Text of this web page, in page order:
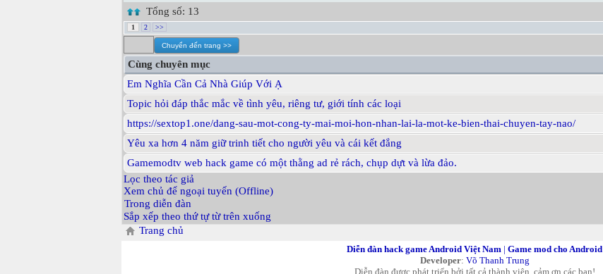
Tổng số: 13
1 2 >>
Cùng chuyên mục
Em Nghĩa Cần Cả Nhà Giúp Với Ạ
Topic hỏi đáp thắc mắc về tình yêu, riêng tư, giới tính các loại
https://sextop1.one/dang-sau-mot-cong-ty-mai-moi-hon-nhan-lai-la-mot-ke-bien-thai-chuyen-tay-nao/
Yêu xa hơn 4 năm giữ trinh tiết cho người yêu và cái kết đắng
Gamemodtv web hack game có một thằng ad rẻ rách, chụp dựt và lừa đảo.
Lọc theo tác giả
Xem chủ để ngoại tuyến (Offline)
Trong diễn đàn
Sắp xếp theo thứ tự từ trên xuống
Trang chủ
Diễn đàn hack game Android Việt Nam | Game mod cho Android
Developer: Võ Thanh Trung
Diễn đàn được phát triển bởi tất cả thành viên, cảm ơn các bạn!